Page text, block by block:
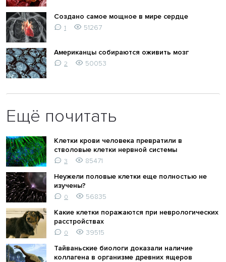
Создано самое мощное в мире сердце
1 51267
Американцы собираются оживить мозг
2 50053
Ещё почитать
Клетки крови человека превратили в
стволовые клетки нервной системы
3
85471
Неужели половые клетки еще полностью не
изучены?
0
56835
Какие клетки поражаются при неврологических
расстройствах
0
39515
Тайваньские биологи доказали наличие
коллагена в организме древних ящеров